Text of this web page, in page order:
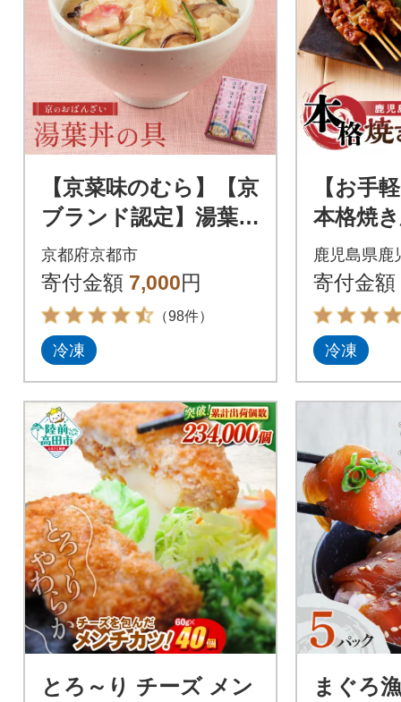
【京菜味のむら】【京
ブランド認定】湯葉丼
の具(180g×8袋)|京都
湯葉 人気 おばんざい
惣菜
京都府京都市
寄付金額 7,000円
（98件）
冷凍
【お手
本格焼
本セッ
19-
鹿児島県鹿
寄付金額
冷凍
とろ～り チーズ メン
まぐろ